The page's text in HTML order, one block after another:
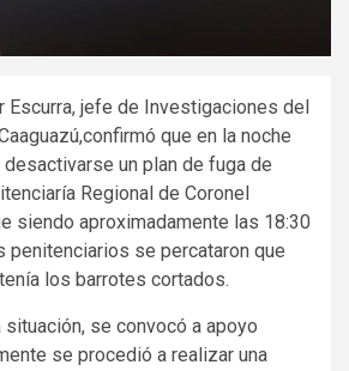
Escurra, jefe de Investigaciones del
que en la noche
un plan de fuga de
Regional de Coronel
siendo aproximadamente las 18:30
penitenciarios se percataron que
los barrotes cortados.
situación, se convocó a apoyo
se procedió a realizar una